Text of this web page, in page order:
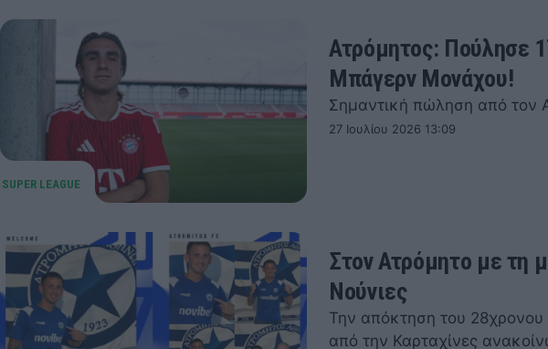
Ατρόμητος: Πούλησε
Μπάγερν Μονάχου!
Σημαντική πώληση από τον
27 Ιουλίου 2026 13:09
Στον Ατρόμητο με τη
Νούνιες
Την απόκτηση του 28χρονου
από την Καρταχίνες